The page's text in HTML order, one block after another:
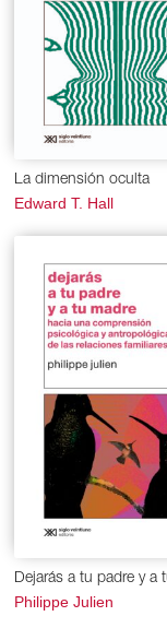
La dimensión oculta
Edward T. Hall
Dejarás a tu padre y a
Philippe Julien